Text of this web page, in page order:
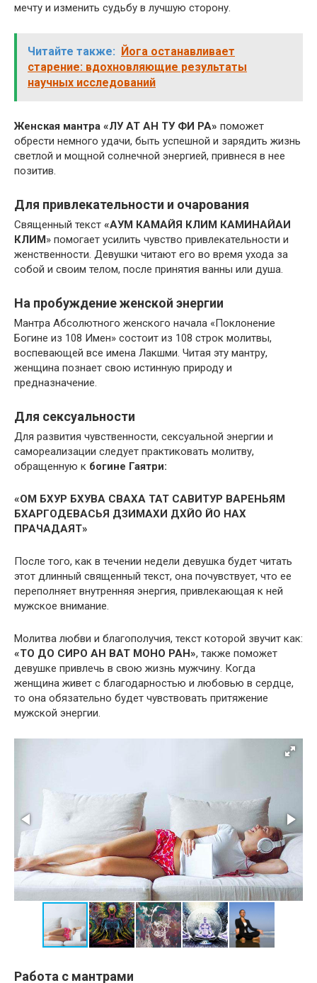
мечту и изменить судьбу в лучшую сторону.
Читайте также: Йога останавливает
старение: вдохновляющие результаты
научных исследований
Женская мантра «ЛУ АТ АН ТУ ФИ РА» поможет
обрести немного удачи, быть успешной и зарядить жизнь
светлой и мощной солнечной энергией, привнеся в нее
позитив.
Для привлекательности и очарования
Священный текст «АУМ КАМАЙЯ КЛИМ КАМИНАЙАИ
КЛИМ» помогает усилить чувство привлекательности и
женственности. Девушки читают его во время ухода за
собой и своим телом, после принятия ванны или душа.
На пробуждение женской энергии
Мантра Абсолютного женского начала «Поклонение
Богине из 108 Имен» состоит из 108 строк молитвы,
воспевающей все имена Лакшми. Читая эту мантру,
женщина познает свою истинную природу и
предназначение.
Для сексуальности
Для развития чувственности, сексуальной энергии и
самореализации следует практиковать молитву,
обращенную к богине Гаятри:
«ОМ БХУР БХУВА СВАХА ТАТ САВИТУР ВАРЕНЬЯМ
БХАРГОДЕВАСЬЯ ДЗИМАХИ ДХЙО ЙО НАХ
ПРАЧАДАЯТ»
После того, как в течении недели девушка будет читать
этот длинный священный текст, она почувствует, что ее
переполняет внутренняя энергия, привлекающая к ней
мужское внимание.
Молитва любви и благополучия, текст которой звучит как:
«ТО ДО СИРО АН ВАТ МОНО РАН», также поможет
девушке привлечь в свою жизнь мужчину. Когда
женщина живет с благодарностью и любовью в сердце,
то она обязательно будет чувствовать притяжение
мужской энергии.
Работа с мантрами